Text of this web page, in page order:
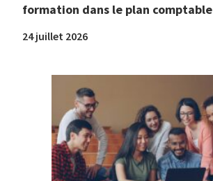
formation dans le plan comptable
24 juillet 2026